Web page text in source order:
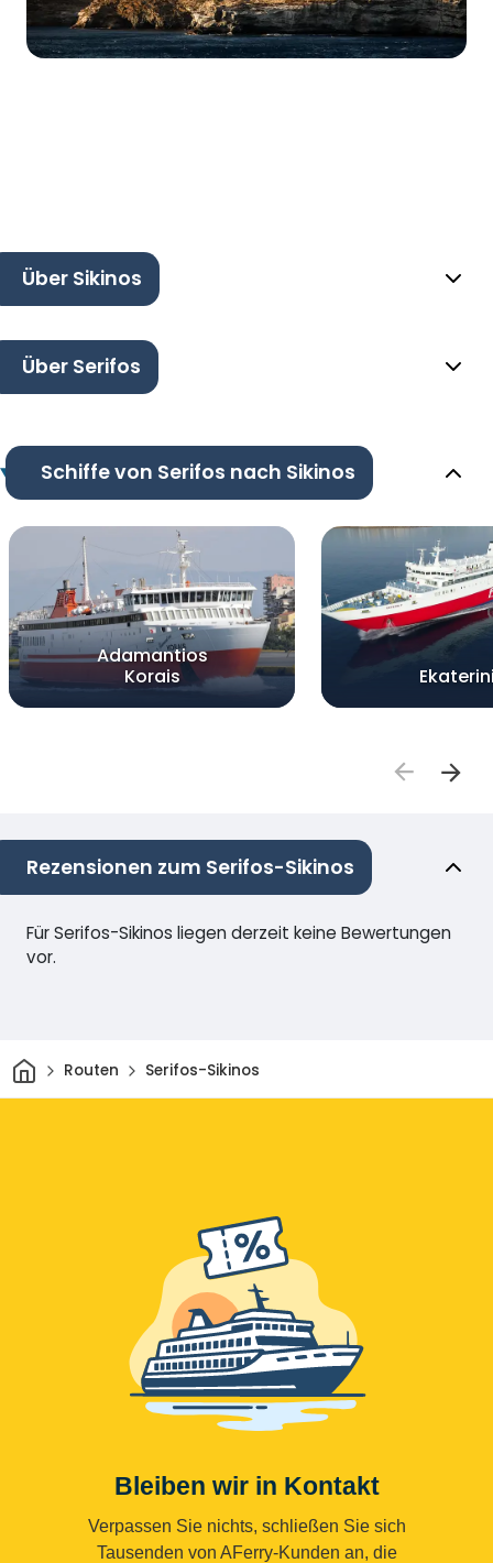
Über Sikinos
Über Serifos
Schiffe von Serifos nach Sikinos
Adamantios
Korais
Rezensionen zum Serifos-Sikinos
Für Serifos-Sikinos liegen derzeit keine Bewertungen
vor.
HeimRouten Serifos-Sikinos
Bleiben wir in Kontakt
Verpassen Sie nichts, schließen Sie sich
Tausenden von AFerry-Kunden an, die